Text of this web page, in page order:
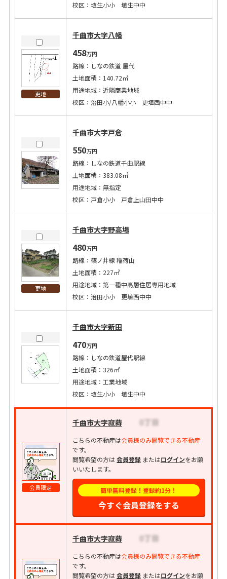
校区：埴生小小 埴生中中
更地
千曲市大字八幡
458万円
路線：しなの鉄道 屋代
土地面積：140.72㎡
用途地域：近隣商業地域
校区：治田小/八幡小小 更埴西中中
千曲市大字戸倉
550万円
路線：しなの鉄道千曲駅線
土地面積：383.08㎡
用途地域：無指定
校区：戸倉小小 戸倉上山田中中
更地
千曲市大字野高場
480万円
路線：篠ノ井線 稲荷山
土地面積：227㎡
用途地域：第一種中高層住居専用地域
校区：治田小小 更埴西中中
千曲市大字新田
470万円
路線：しなの鉄道屋代駅線
土地面積：326㎡
用途地域：工業地域
校区：埴生小小 埴生中中
会員限定
千曲市大字寂蒔
こちらの不動産は会員様のみ閲覧できる不動産
です。
閲覧希望の方は会員登録またはログインをお願
いいたします。
簡単無料登録！登録約1分！
今すぐ会員登録をする
千曲市大字寂蒔
こちらの不動産は会員様のみ閲覧できる不動産
です。
閲覧希望の方は会員登録またはログインをお願